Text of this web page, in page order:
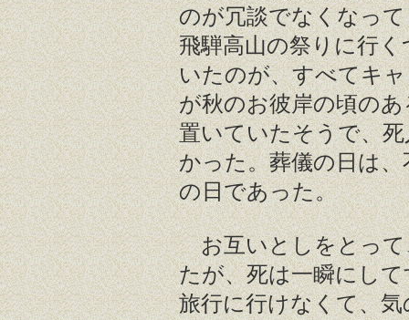
のが冗談でなくなっ
飛騨高山の祭りに行
いたのが、すべてキ
が秋のお彼岸の頃の
置いていたそうで、
かった。葬儀の日は
の日であった。
お互いとしをとって
たが、死は一瞬にし
旅行に行けなくて、